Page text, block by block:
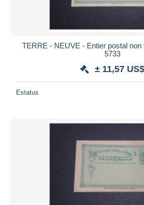
TERRE - NEUVE - Entier postal non
5733
± 11,57 US$
Estatus